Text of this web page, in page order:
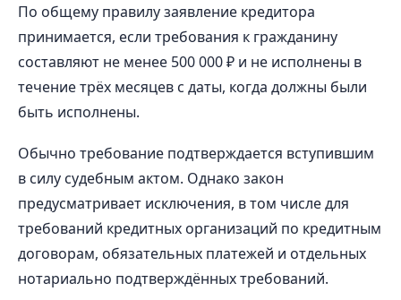
По общему правилу заявление кредитора
принимается, если требования к гражданину
составляют не менее 500 000 ₽ и не исполнены в
течение трёх месяцев с даты, когда должны были
быть исполнены.
Обычно требование подтверждается вступившим
в силу судебным актом. Однако закон
предусматривает исключения, в том числе для
требований кредитных организаций по кредитным
договорам, обязательных платежей и отдельных
нотариально подтверждённых требований.